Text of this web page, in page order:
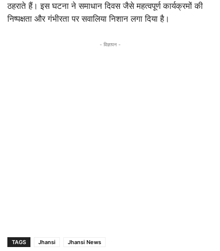
ठहराते हैं। इस घटना ने समाधान दिवस जैसे महत्वपूर्ण कार्यक्रमों की
निष्पक्षता और गंभीरता पर सवालिया निशान लगा दिया है।
- विज्ञापन -
TAGS Jhansi Jhansi News